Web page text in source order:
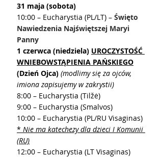
31 maja (sobota)
10:00 – Eucharystia (PL/LT) – Święto
Nawiedzenia Najświętszej Maryi
Panny
1 czerwca (niedziela) UROCZYSTOŚĆ
WNIEBOWSTĄPIENIA PAŃSKIEGO
(Dzień Ojca) (modlimy się za ojców,
imiona zapisujemy w zakrystii)
8:00 – Eucharystia (Tilžė)
9:00 – Eucharystia (Smalvos)
10:00 – Eucharystia (PL/RU Visaginas)
* Nie ma katechezy dla dzieci I Komunii
(RU)
12:00 – Eucharystia (LT Visaginas)